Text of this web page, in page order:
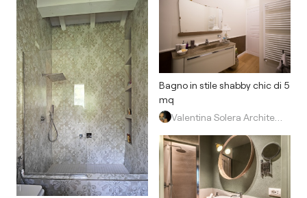
Bagno in stile shabby chic di 5
mq